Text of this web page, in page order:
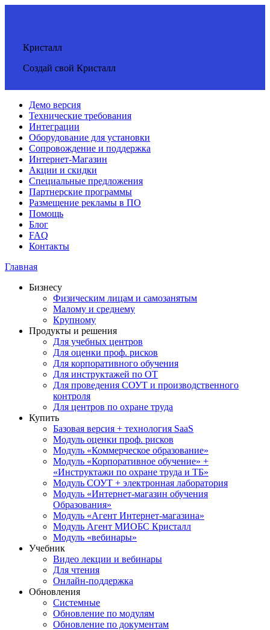
Кристалл
Создай свой Кристалл
Демо версия
Технические требования
Интеграции
Оборудование для установки
Сопровождение и поддержка
Интернет-Магазин
Акции и скидки
Специальные предложения
Партнерские программы
Размещение рекламы в ПО
Помощь
Блог
FAQ
Контакты
Главная
Бизнесу
Физическим лицам и самозанятым
Малому и среднему
Крупному
Продукты и решения
Для учебных центров
Для оценки проф. рисков
Для корпоративного обучения
Для инструктажей по ОТ
Для проведения СОУТ и производственного
контроля
Для центров по охране труда
Купить
Базовая версия + технология SaaS
Модуль оценки проф. рисков
Модуль «Коммерческое образование»
Модуль «Корпоративное обучение» +
«Инструктажи по охране труда и ТБ»
Модуль СОУТ + электронная лаборатория
Модуль «Интернет-магазин обучения
Образования»
Модуль «Агент Интернет-магазина»
Модуль Агент МИОБС Кристалл
Модуль «вебинары»
Учебник
Видео лекции и вебинары
Для чтения
Онлайн-поддержка
Обновления
Системные
Обновление по модулям
Обновление по документам